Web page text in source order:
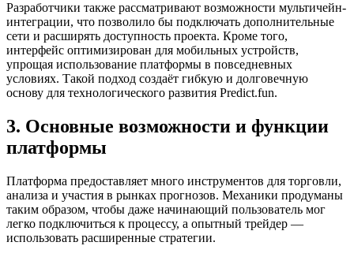
Разработчики также рассматривают возможности мультичейн-
интеграции, что позволило бы подключать дополнительные
сети и расширять доступность проекта. Кроме того,
интерфейс оптимизирован для мобильных устройств,
упрощая использование платформы в повседневных
условиях. Такой подход создаёт гибкую и долговечную
основу для технологического развития Predict.fun.
3. Основные возможности и функции
платформы
Платформа предоставляет много инструментов для торговли,
анализа и участия в рынках прогнозов. Механики продуманы
таким образом, чтобы даже начинающий пользователь мог
легко подключиться к процессу, а опытный трейдер —
использовать расширенные стратегии.